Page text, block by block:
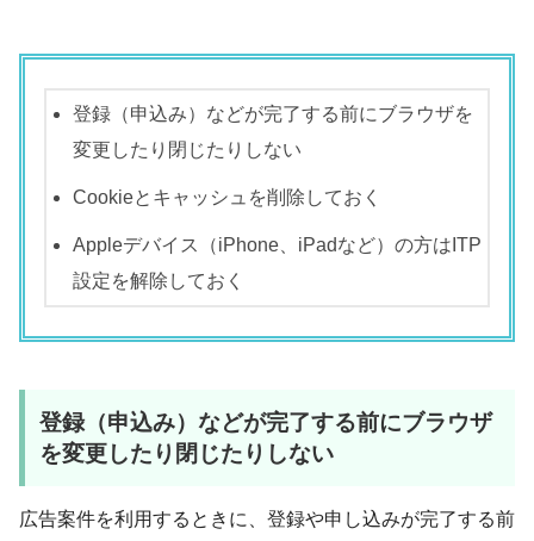
登録（申込み）などが完了する前にブラウザを
変更したり閉じたりしない
Cookieとキャッシュを削除しておく
Appleデバイス（iPhone、iPadなど）の方はITP
設定を解除しておく
登録（申込み）などが完了する前にブラウザ
を変更したり閉じたりしない
広告案件を利用するときに、登録や申し込みが完了する前